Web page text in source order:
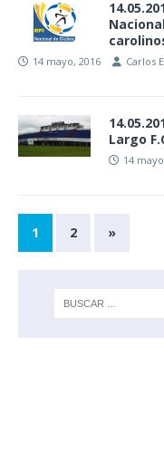
14 mayo, 2016 Carlos
Largo
14
1 2 »